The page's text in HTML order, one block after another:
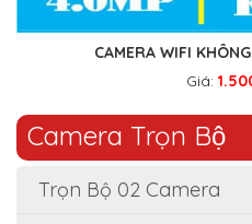
CAMERA WIFI
Giá:
Camera Trọn Bộ
Trọn Bộ 02 Camera